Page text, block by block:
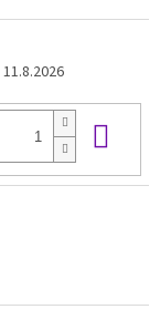
11.8.2026